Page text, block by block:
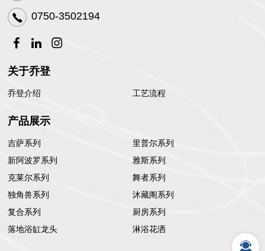
0750-3502194
关于乔登
乔登介绍 工艺流程
产品展示
吉萨系列
里普尔系列
新阿波罗系列
雅斯系列
克莱尔系列
舞者系列
独角兽系列
沐藏阁系列
复合系列
厨房系列
落地浴缸龙头
淋浴花洒